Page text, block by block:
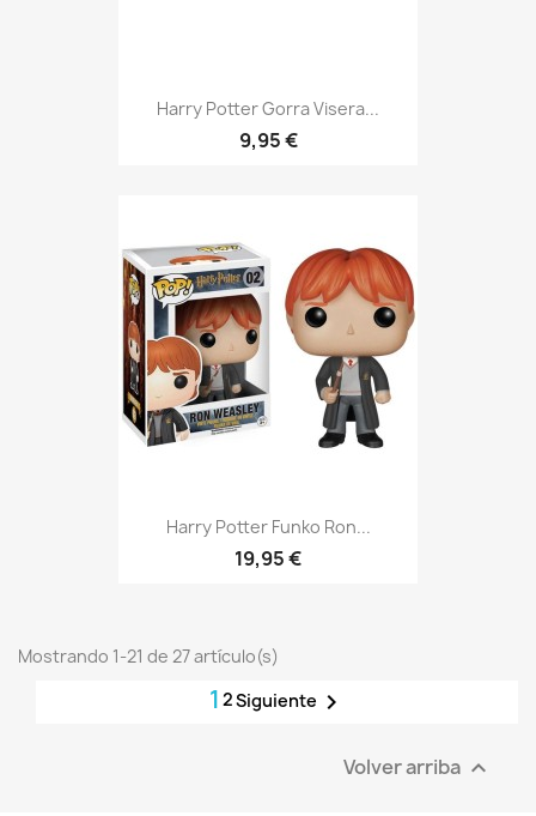
Harry Potter Gorra Visera...
9,95 €
Harry Potter Funko Ron...
19,95 €
Mostrando 1-21 de 27 artículo(s)
1 2Siguiente 
Volver arriba 